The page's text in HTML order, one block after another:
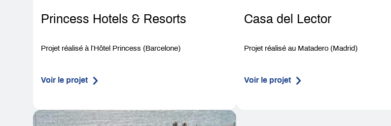
Princess Hotels & Resorts
Projet réalisé à l’Hôtel Princess (Barcelone)
Voir le projet
Casa del Lector
Projet réalisé au Matadero (Madrid)
Voir le projet